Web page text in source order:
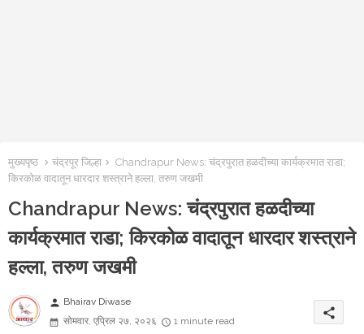
मुख्यपृष्ठ चंद्रपूर जिल्हा
Chandrapur News: चंद्रपुरात हळदीच्या कार्यक्रमात राडा;
किरकोळ वादातून धारदार शस्त्राने हल्ला, तरुण जखमी
Chandrapur News: चंद्रपुरात हळदीच्या
कार्यक्रमात राडा; किरकोळ वादातून धारदार शस्त्राने
हल्ला, तरुण जखमी
person Bhairav Diwase
सोमवार, एप्रिल २७, २०२६
1 minute read
share